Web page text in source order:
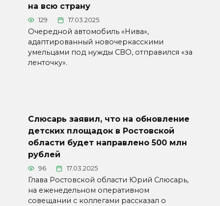
на всю страну
129 17.03.2025
Очередной автомобиль «Нива»,
адаптированный новочеркасскими
умельцами под нужды СВО, отправился «за
ленточку».
Слюсарь заявил, что на обновление
детских площадок в Ростовской
области будет направлено 500 млн
рублей
96 17.03.2025
Глава Ростовской области Юрий Слюсарь,
на еженедельном оперативном
совещании с коллегами рассказал о